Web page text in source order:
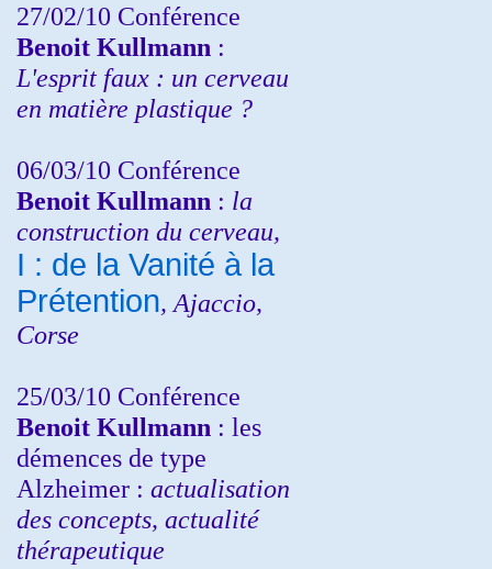
27/02/10 Conférence
Benoit Kullmann :
L'esprit faux : un cerveau
en matière plastique ?
06/03/10 Conférence
Benoit Kullmann : la
construction du cerveau,
I : de la Vanité à la
Prétention, Ajaccio,
Corse
25/03/10 Conférence
Benoit Kullmann : les
démences de type
Alzheimer : actualisation
des concepts, actualité
thérapeutique